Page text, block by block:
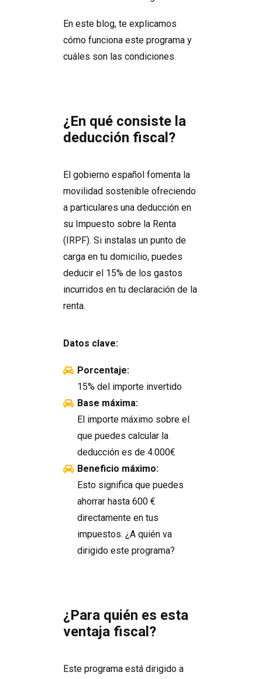
En este blog, te explicamos
cómo funciona este programa y
cuáles son las condiciones.
¿En qué consiste la
deducción fiscal?
El gobierno español fomenta la
movilidad sostenible ofreciendo
a particulares una deducción en
su Impuesto sobre la Renta
(IRPF). Si instalas un punto de
carga en tu domicilio, puedes
deducir el 15% de los gastos
incurridos en tu declaración de la
renta.
Datos clave:
Porcentaje:
15% del importe invertido
Base máxima:
El importe máximo sobre el
que puedes calcular la
deducción es de 4.000€
Beneficio máximo:
Esto significa que puedes
ahorrar hasta 600 €
directamente en tus
impuestos. ¿A quién va
dirigido este programa?
¿Para quién es esta
ventaja fiscal?
Este programa está dirigido a